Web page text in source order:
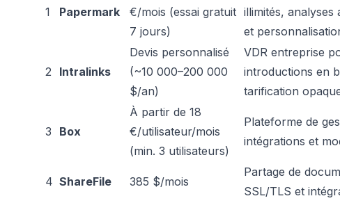
1 Papermark
€/mois (essai gratuit
7 jours)
illimités, analyses
et
2 Intralinks
Devis personnalisé
(~10 000–200 000
$/an)
VDR entreprise
introductions en
tarification
3 Box
À partir de 18
€/utilisateur/mois
(min. 3 utilisateurs)
Plateforme de
intégrations et
4 ShareFile 385 $/mois
Partage de
SSL/TLS et